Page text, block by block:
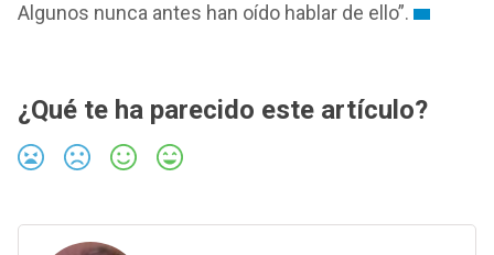
Algunos nunca antes han oído hablar de ello”.
¿Qué te ha parecido este artículo?